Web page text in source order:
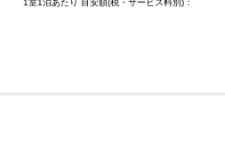
1室1泊あたり 目安額(税・サービス料別)：